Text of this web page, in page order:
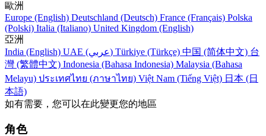
歐洲
Europe (English) Deutschland (Deutsch) France (Français) Polska
(Polski) Italia (Italiano) United Kingdom (English)
亞洲
India (English)
UAE (عربي) Türkiye (Türkçe) 中国 (简体中文) 台
灣 (繁體中文) Indonesia (Bahasa Indonesia) Malaysia (Bahasa
Melayu) ประเทศไทย (ภาษาไทย) Việt Nam (Tiếng Việt) 日本 (日
本語)
如有需要，您可以在此變更您的地區
角色